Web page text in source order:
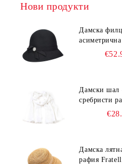
Нови продукти
Дамска
CF0376 |
Дамски шал
сребристи
Дамска
рафия